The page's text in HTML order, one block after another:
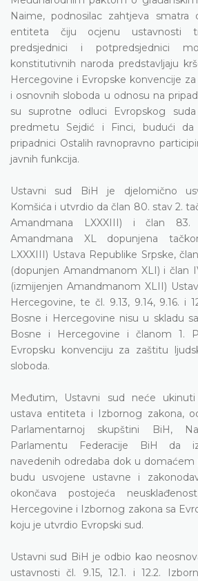
Naime, podnosilac zahtjeva smatra
entiteta čiju ocjenu ustavnosti
predsjednici i potpredsjednici
konstitutivnih naroda predstavljaju
Hercegovine i Evropske konvencije
i osnovnih sloboda u odnosu na
su suprotne odluci Evropskog
predmetu Sejdić i Finci, budući da
pripadnici Ostalih ravnopravno
javnih funkcija.
Ustavni sud BiH je djelomično
Komšića i utvrdio da član 80. stav 2.
Amandmana LXXXIII) i član
Amandmana XL dopunjena
LXXXIII) Ustava Republike Srpske,
(dopunjen Amandmanom XLI) i član
(izmijenjen Amandmanom XLII)
Hercegovine, te čl. 9.13, 9.14, 9.16. i
Bosne i Hercegovine nisu u skladu
Bosne i Hercegovine i članom 1.
Evropsku konvenciju za zaštitu
sloboda.
Međutim, Ustavni sud neće
ustava entiteta i Izbornog zakona,
Parlamentarnoj skupštini BiH,
Parlamentu Federacije BiH da
navedenih odredaba dok u
budu usvojene ustavne i
okončava postojeća
Hercegovine i Izbornog zakona sa
koju je utvrdio Evropski sud.
Ustavni sud BiH je odbio kao
ustavnosti čl. 9.15, 12.1. i 12.2.